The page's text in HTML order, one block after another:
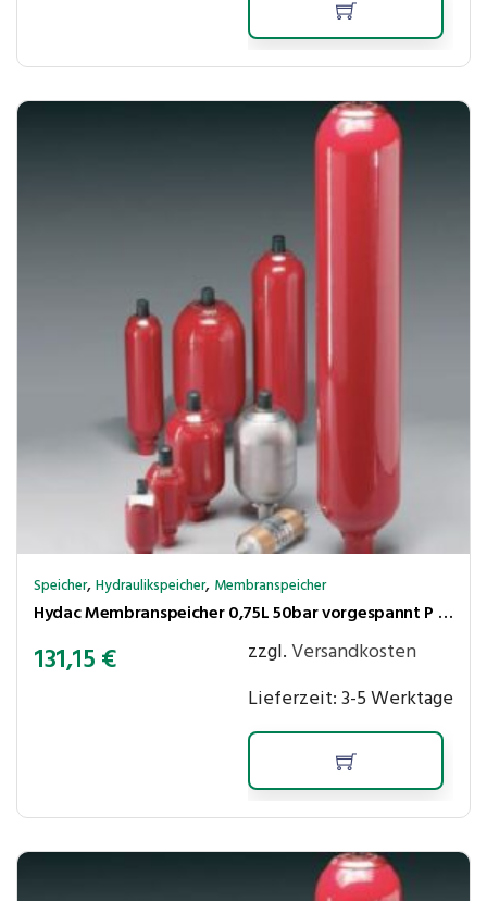
Speicher,Hydraulikspeicher, Membranspeicher
Hydac Membranspeicher 0,75L 50bar vorgespannt P max.210 bar,Ölanschl. G1/2″ innen+M33x1,5 aussen
131,15€ zzgl.Versandkosten
Lieferzeit:3-5 Werktage